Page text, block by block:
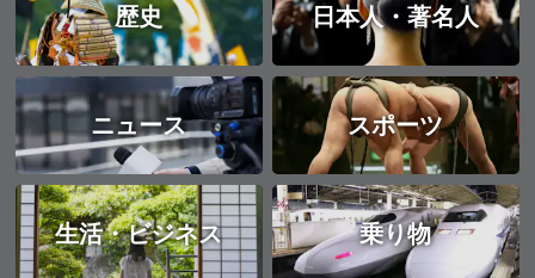
歴史 日本人・著名人
ニュース スポーツ
生活・ビジネス 乗り物